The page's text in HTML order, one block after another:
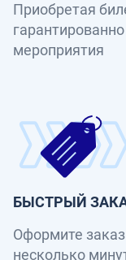
Приобретая
мероприятия
БЫСТРЫЙ
Оформите
несколько